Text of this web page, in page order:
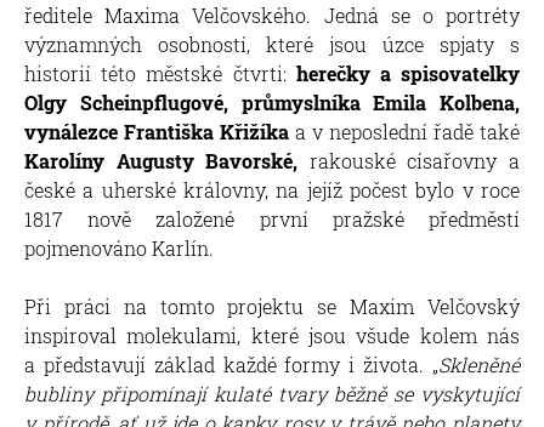
ředitele Maxima Velčovského. Jedná se o portréty
významných osobností, které jsou úzce spjaty s
historií této městské čtvrti: herečky a spisovatelky
Olgy Scheinpflugové, průmyslníka Emila Kolbena,
vynálezce Františka Křižíka a v neposlední řadě také
Karolíny Augusty Bavorské, rakouské císařovny a
české a uherské královny, na jejíž počest bylo v roce
1817 nově založené první pražské předměstí
pojmenováno Karlín.
Při práci na tomto projektu se Maxim Velčovský
inspiroval molekulami, které jsou všude kolem nás
a představují základ každé formy i života. „Skleněné
bubliny připomínají kulaté tvary běžně se vyskytující